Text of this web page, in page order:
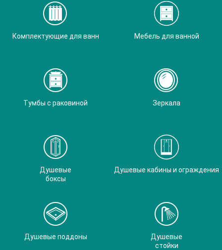
Комплектующие для ванн Мебель для ванной
Тумбы с раковиной Зеркала
Душевые
боксы
Душевые кабины и ограждения
Душевые поддоны
Душевые
стойки